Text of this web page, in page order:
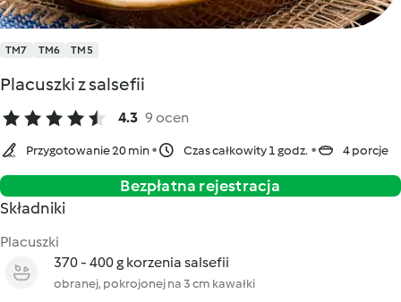
TM7 TM6 TM5
Placuszki z salsefii
4.3 9 ocen
Przygotowanie 20 min Czas całkowity 1 godz. 4 porcje
Bezpłatna rejestracja
Składniki
Placuszki
370 - 400 g korzenia salsefii
obranej, pokrojonej na 3 cm kawałki